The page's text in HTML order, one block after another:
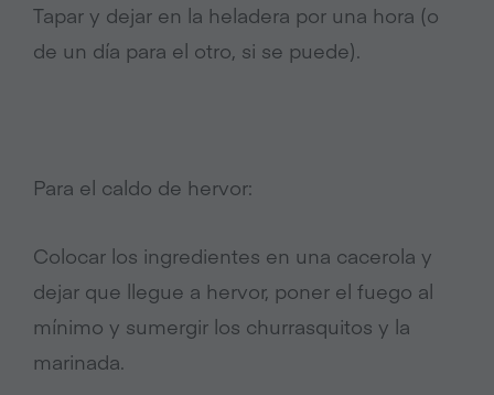
Tapar y dejar en la heladera por una hora (o
de un día para el otro, si se puede).
Para el caldo de hervor:
Colocar los ingredientes en una cacerola y
dejar que llegue a hervor, poner el fuego al
mínimo y sumergir los churrasquitos y la
marinada.